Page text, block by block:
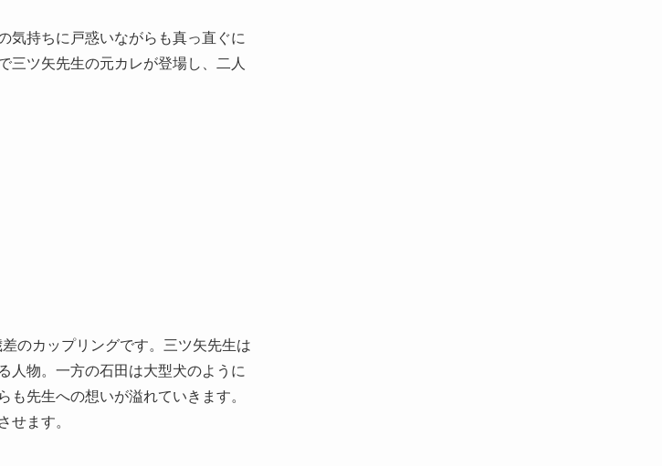
気持ちに戸惑いながらも真っ直ぐに
三ツ矢先生の元カレが登場し、二人
のカップリングです。三ツ矢先生は
人物。一方の石田は大型犬のように
先生への想いが溢れていきます。
せます。